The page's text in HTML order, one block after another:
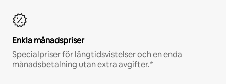
Enkla månadspriser
Specialpriser för långtidsvistelser och en enda
månadsbetalning utan extra avgifter.*